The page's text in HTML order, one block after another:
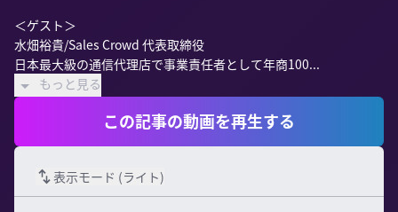
＜ゲスト＞
水畑裕貴/Sales Crowd 代表取締役
日本最大級の通信代理店で事業責任者として年商100...
もっと見る
この記事の動画を再生する
表示モード (ライト)